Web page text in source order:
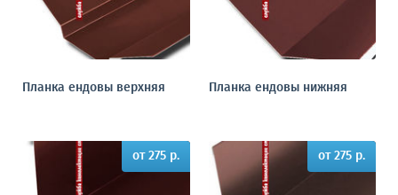
Планка ендовы верхняя Планка ендовы нижняя
от 275 р. от 275 р.